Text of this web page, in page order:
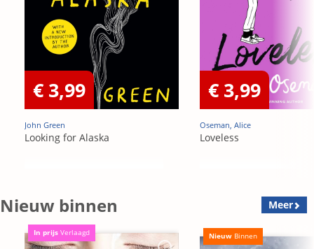
€ 3,99
John Green
Looking for Alaska
€ 3,99
Oseman, Alice
Loveless
Nieuw binnen Meer
In prijs Verlaagd Nieuw Binnen